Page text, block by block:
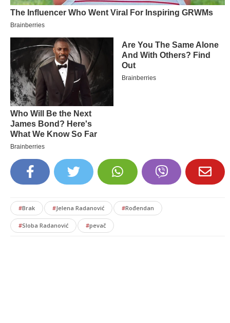
#Brak #Jelena Radanović #Rođendan
#Sloba Radanović #pevač